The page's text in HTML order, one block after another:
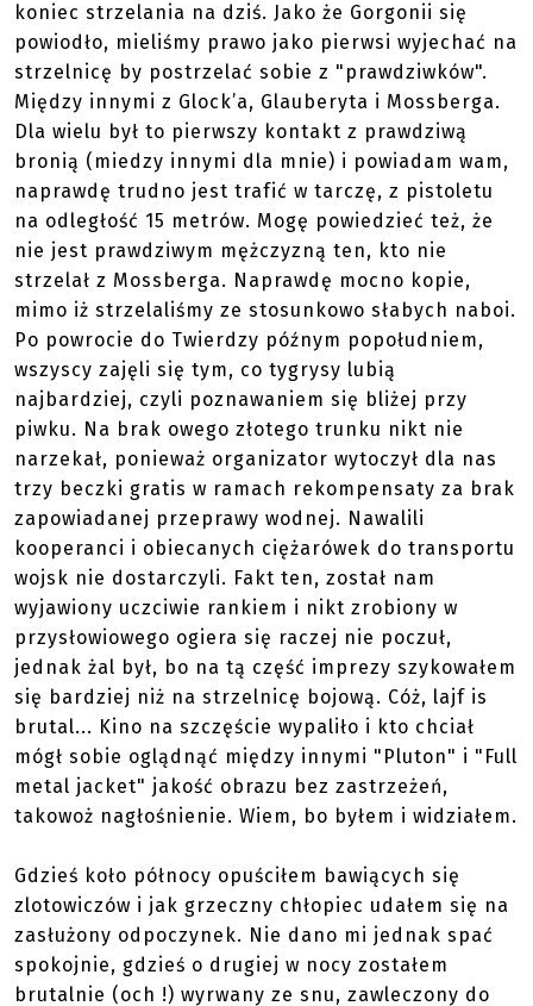
koniec strzelania na dziś. Jako że Gorgonii się
powiodło, mieliśmy prawo jako pierwsi wyjechać na
strzelnicę by postrzelać sobie z "prawdziwków".
Między innymi z Glock’a, Glauberyta i Mossberga.
Dla wielu był to pierwszy kontakt z prawdziwą
bronią (miedzy innymi dla mnie) i powiadam wam,
naprawdę trudno jest trafić w tarczę, z pistoletu
na odległość 15 metrów. Mogę powiedzieć też, że
nie jest prawdziwym mężczyzną ten, kto nie
strzelał z Mossberga. Naprawdę mocno kopie,
mimo iż strzelaliśmy ze stosunkowo słabych naboi.
Po powrocie do Twierdzy późnym popołudniem,
wszyscy zajęli się tym, co tygrysy lubią
najbardziej, czyli poznawaniem się bliżej przy
piwku. Na brak owego złotego trunku nikt nie
narzekał, ponieważ organizator wytoczył dla nas
trzy beczki gratis w ramach rekompensaty za brak
zapowiadanej przeprawy wodnej. Nawalili
kooperanci i obiecanych ciężarówek do transportu
wojsk nie dostarczyli. Fakt ten, został nam
wyjawiony uczciwie rankiem i nikt zrobiony w
przysłowiowego ogiera się raczej nie poczuł,
jednak żal był, bo na tą część imprezy szykowałem
się bardziej niż na strzelnicę bojową. Cóż, lajf is
brutal... Kino na szczęście wypaliło i kto chciał
mógł sobie oglądnąć między innymi "Pluton" i "Full
metal jacket" jakość obrazu bez zastrzeżeń,
takowoż nagłośnienie. Wiem, bo byłem i widziałem.
Gdzieś koło północy opuściłem bawiących się
zlotowiczów i jak grzeczny chłopiec udałem się na
zasłużony odpoczynek. Nie dano mi jednak spać
spokojnie, gdzieś o drugiej w nocy zostałem
brutalnie (och !) wyrwany ze snu, zawleczony do